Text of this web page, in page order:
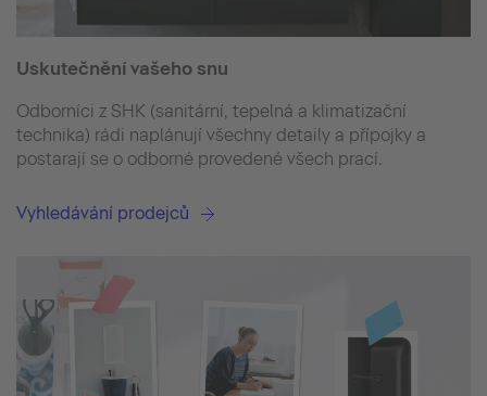
Uskutečnění vašeho snu
Odborníci z SHK (sanitární, tepelná a klimatizační
technika) rádi naplánují všechny detaily a přípojky a
postarají se o odborné provedené všech prací.
Vyhledávání prodejců